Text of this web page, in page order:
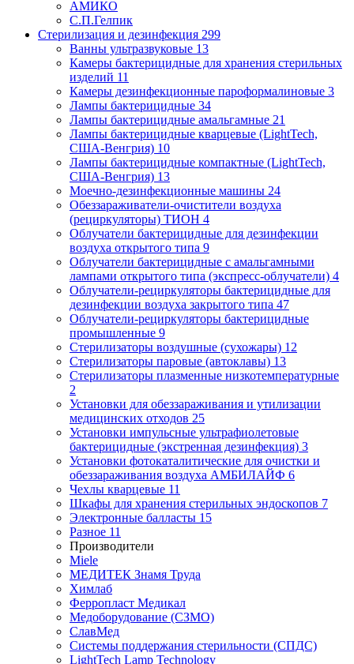
АМИКО
С.П.Гелпик
Стерилизация и дезинфекция 299
Ванны ультразвуковые 13
Камеры бактерицидные для хранения стерильных
изделий 11
Камеры дезинфекционные пароформалиновые 3
Лампы бактерицидные 34
Лампы бактерицидные амальгамные 21
Лампы бактерицидные кварцевые (LightTech,
США-Венгрия) 10
Лампы бактерицидные компактные (LightTech,
США-Венгрия) 13
Моечно-дезинфекционные машины 24
Обеззараживатели-очистители воздуха
(рециркуляторы) ТИОН 4
Облучатели бактерицидные для дезинфекции
воздуха открытого типа 9
Облучатели бактерицидные с амальгамными
лампами открытого типа (экспресс-облучатели) 4
Облучатели-рециркуляторы бактерицидные для
дезинфекции воздуха закрытого типа 47
Облучатели-рециркуляторы бактерицидные
промышленные 9
Стерилизаторы воздушные (сухожары) 12
Стерилизаторы паровые (автоклавы) 13
Стерилизаторы плазменные низкотемпературные
2
Установки для обеззараживания и утилизации
медицинских отходов 25
Установки импульсные ультрафиолетовые
бактерицидные (экстренная дезинфекция) 3
Установки фотокаталитические для очистки и
обеззараживания воздуха АМБИЛАЙФ 6
Чехлы кварцевые 11
Шкафы для хранения стерильных эндоскопов 7
Электронные балласты 15
Разное 11
Производители
Miele
МЕДИТЕК Знамя Труда
Химлаб
Ферропласт Медикал
Медоборудование (СЗМО)
СлавМед
Системы поддержания стерильности (СПДС)
LightTech Lamp Technology